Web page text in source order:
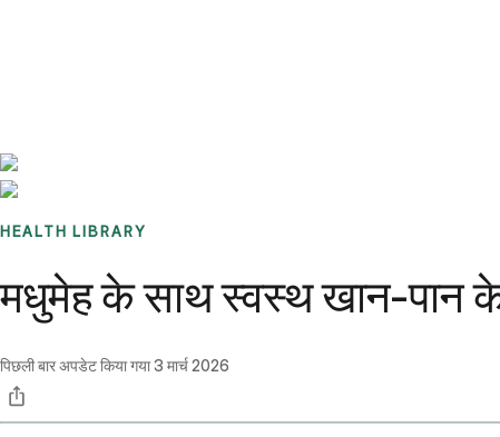
HEALTH LIBRARY
मधुमेह के साथ स्वस्थ खान-पान के
पिछली बार अपडेट किया गया3 मार्च 2026